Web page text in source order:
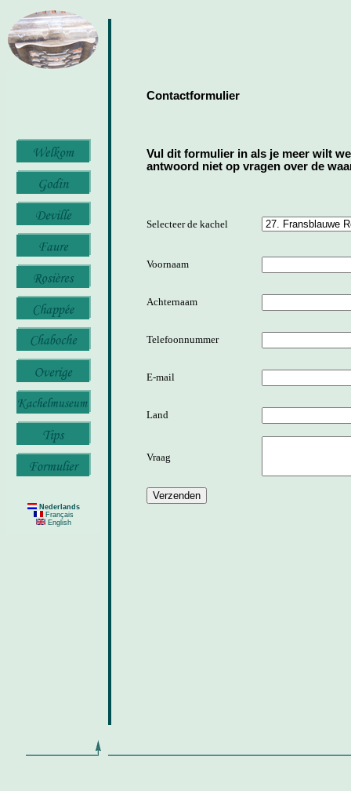
Nederlands
Français
English
Contactformulier
Vul dit formulier in als je meer wilt
antwoord niet op vragen over de
Selecteer de kachel
Voornaam
Achternaam
Telefoonnummer
E-mail
Land
Vraag